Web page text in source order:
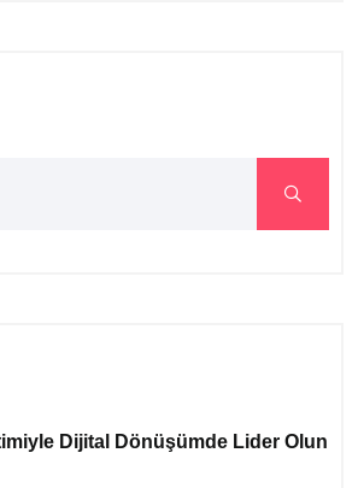
Dijital Dönüşümde Lider Olun